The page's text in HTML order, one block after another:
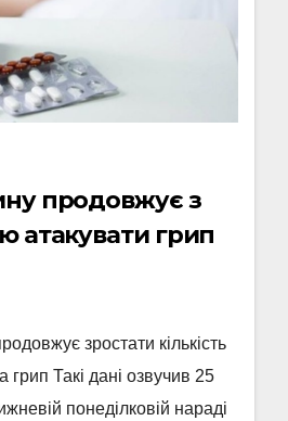
продовжує з
атакувати грип
зростати кількість
грип Такі дані озвучив 25
понеділковій нараді